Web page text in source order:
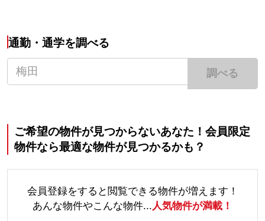
通勤・通学を調べる
調べる
ご希望の物件が見つからないあなた！会員限定
物件なら最適な物件が見つかるかも？
会員登録をすると閲覧できる物件が増えます！
あんな物件やこんな物件...人気物件が満載！